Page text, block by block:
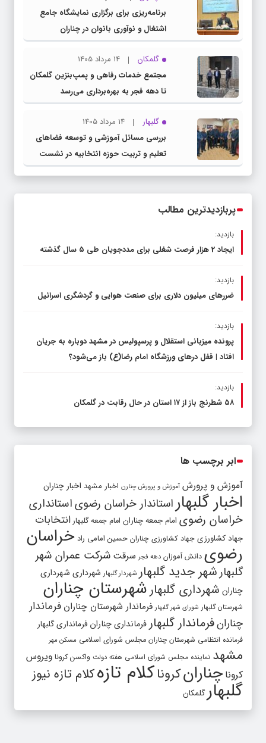
برنامه‌ریزی برای برگزاری نمایشگاه جامع
اشتغال و نوآوری بانوان در چناران
گلمکان
14 مرداد 1405
مجتمع خدمات رفاهی و پمپ‌بنزین گلمکان
تا دهه فجر به بهره‌برداری می‌رسد
گلبهار
14 مرداد 1405
بررسی مسائل آموزشی و توسعه فضاهای
تعلیم و تربیت حوزه انتخابیه در نشست
مشترک عضو کمیسیون آموزش مجلس با
پربازدیدترین مطالب
بازدید:
ایجاد 2 هزار فرصت شغلی برای مددجویان طی ۵ سال گذشته
بازدید:
ضررهای میلیون دلاری برای صنعت هوایی و گردشگری اسرائیل
بازدید:
پرونده میزبانی استقلال و پرسپولیس در مشهد دوباره به جریان
افتاد | قفل در‌های ورزشگاه امام رضا(ع) باز می‌شود؟
بازدید:
۵۸ شطرنج‌ باز از ۱۷ استان در حال رقابت در گلمکان
ابر برچسب ها
آموزش و پرورش آموزش و پرورش چنارن اخبار مشهد اخبار چناران
اخبار گلبهار استاندار خراسان رضویاستانداری
خراسان رضوی امام جمعه چناران امام جمعه گلبهار انتخابات
جهاد کشاورزی جهاد کشاورزی چناران حسین امامی راد خراسان
رضوی دانش آموزان دهه فجر سرقت شرکت عمران شهر
گلبهارشهر جدید گلبهار شهردار گلبهار شهرداری شهرداری
چناران شهرداری گلبهار شهرستان چناران
شهرستان گلبهار شورای شهر گلبهار فرماندار شهرستان چناران فرماندار
چنارانفرماندار گلبهار فرمانداری چناران فرمانداری گلبهار
فرمانده انتظامی شهرستان چناران مجلس شورای اسلامی مسکن مهر
مشهد نماینده مجلس شورای اسلامی هفته دولت واکسن کرونا ویروس
کرونا چنارانکروناکلام تازهکلام تازه نیوز
گلبهارگلمکان